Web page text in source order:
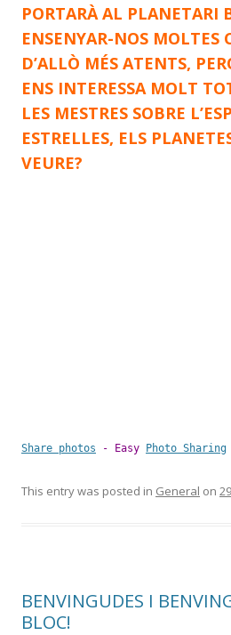
PORTARÀ AL PLANETARI
ENSENYAR-NOS MOLTES
D’ALLÒ MÉS ATENTS,
ENS INTERESSA MOLT
LES MESTRES SOBRE
ESTRELLES, ELS
VEURE?
Share photos - Easy Photo Sharing
This entry was posted in General on
BENVINGUDES I
BLOC!